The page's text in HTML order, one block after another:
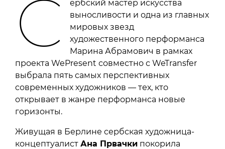
С
ербский мастер искусства
выносливости и одна из главных
мировых звезд
художественного перформанса
Марина Абрамович в рамках
проекта WePresent совместно с WeTransfer
выбрала пять самых перспективных
современных художников — тех, кто
открывает в жанре перформанса новые
горизонты.
Живущая в Берлине сербская художница-
концептуалист Ана Првачки покорила